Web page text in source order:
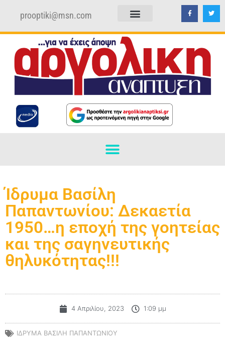
prooptiki@msn.com
Ίδρυμα Βασίλη
Παπαντωνίου: Δεκαετία
1950…η εποχή της γοητείας
και της σαγηνευτικής
θηλυκότητας!!!
4 Απριλίου, 2023 1:09 μμ
ΙΔΡΥΜΑ ΒΑΣΙΛΗ ΠΑΠΑΝΤΩΝΙΟΥ